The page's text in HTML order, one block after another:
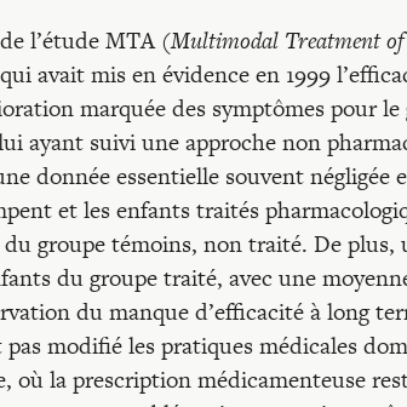
l’étude MTA (Multimodal Treatment
avait mis en évidence en 1999
marquée des symptômes pour
ayant suivi une approche non
donnée essentielle souvent négligée
et les enfants traités
groupe témoins, non traité. De plus,
du groupe traité, avec une
du manque d’efficacité à long
pas modifié les pratiques médicales
où la prescription médicamenteuse